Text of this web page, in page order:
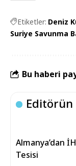
Etiketler: Deniz
Suriye Savunma
Bu haberi
Editörün
Almanya’dan
Tesisi